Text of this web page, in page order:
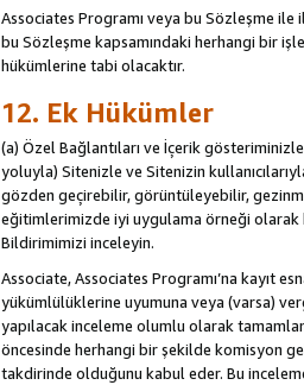
Associates Programı veya bu Sözleşme
bu Sözleşme kapsamındaki herhangi bir
hükümlerine tabi olacaktır.
12. Ek Hükümler
(a) Özel Bağlantıları ve İçerik
yoluyla) Sitenizle ve Sitenizin
gözden geçirebilir, görüntüleyebilir,
eğitimlerimizde iyi uygulama örneği
Bildirimimizi inceleyin.
Associate, Associates Programı’na kayıt
yükümlülüklerine uyumuna veya (varsa)
yapılacak inceleme olumlu olarak
öncesinde herhangi bir şekilde komisyon
takdirinde olduğunu kabul eder. Bu